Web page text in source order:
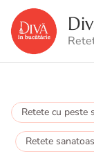
Retete cu peste
Retete